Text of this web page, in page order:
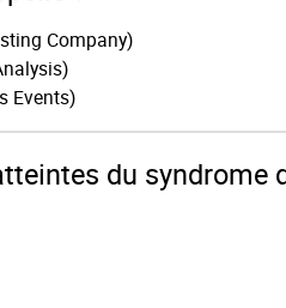
Company)
Events)
du syndrome